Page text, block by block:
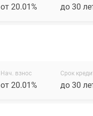
от 20.01% до 30
Нач. взнос
от 20.01%
Срок
до 30